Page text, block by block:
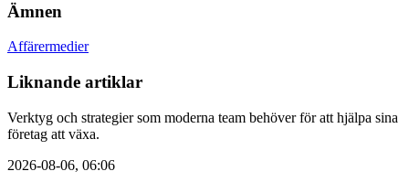
Ämnen
Affärermedier
Liknande artiklar
Verktyg och strategier som moderna team behöver för att hjälpa sina
företag att växa.
2026-08-06, 06:06